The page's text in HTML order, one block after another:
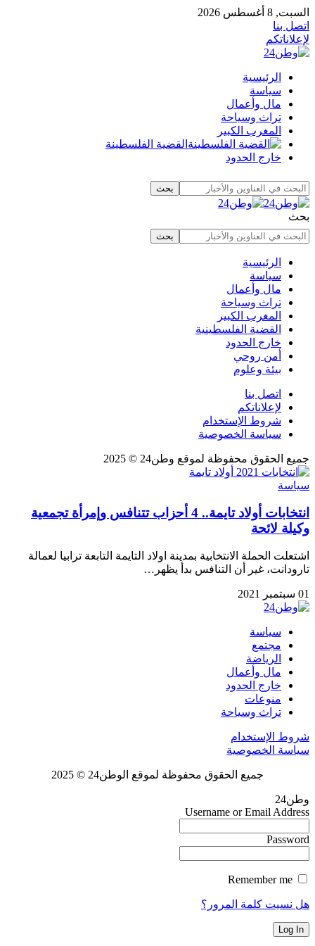
السبت, 8 أغسطس 2026
اتصل بنا
لإعلاناتكم
الرئيسية
سياسة
مال وأعمال
تراث وسياحة
المغرب الكبير
القضية الفلسطينة
خارج الحدود
بحث
الرئيسية
سياسة
مال وأعمال
تراث وسياحة
المغرب الكبير
القضية الفلسطينية
خارج الحدود
أمن روحي
بيئة وعلوم
اتصل بنا
لإعلاناتكم
شروط الإستخدام
سياسة الخصوصية
جميع الحقوق محفوظة لموقع وطن24 © 2025
سياسة
انتخابات أولاد تايمة.. 4 أحزاب تتنافس وإمرأة تجمعية
وكيلة لائحة
اشتعلت الحملة الانتخابية بمدينة اولاد التايمة التابعة ترابيا لعمالة
تارودانت، غير أن التنافس بدأ يظهر…
01 سبتمبر 2021
سياسة
مجتمع
الرياضة
مال وأعمال
خارج الحدود
منوعات
تراث وسياحة
شروط الإستخدام
سياسة الخصوصية
جميع الحقوق محفوظة لموقع الوطن24 © 2025
وطن24
Username or Email Address
Password
هل نسيت كلمة المرور؟